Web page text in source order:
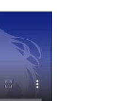
贩预定于【
开始。如